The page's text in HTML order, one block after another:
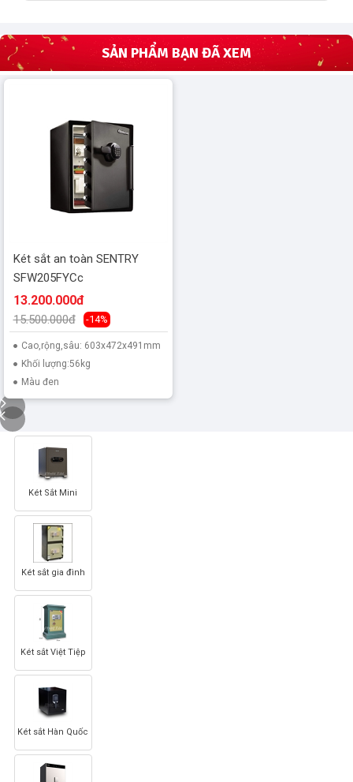
SẢN PHẨM BẠN ĐÃ XEM
Két sắt an toàn SENTRY
SFW205FYCc
13.200.000đ
15.500.000đ -14%
Cao,rộng,sâu: 603x472x491mm
Khối lượng:56kg
Màu đen
Két Sắt Mini
Két sắt gia đình
Két sắt Việt Tiệp
Két sắt Hàn Quốc